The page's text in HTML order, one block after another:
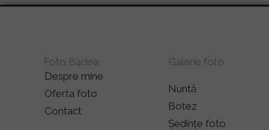
Foto Badea
Despre mine
Oferta foto
Contact
Galerie foto
Nuntă
Botez
Ședințe foto